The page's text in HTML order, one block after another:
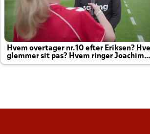
Hvem overtager nr.10 efter Eriksen?
glemmer sit pas? Hvem ringer Joachim
altid til efter kampe?